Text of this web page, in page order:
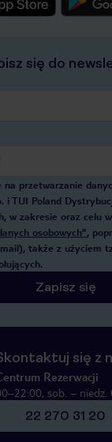
się do
na przetwarzanie
i TUI Poland
w zakresie oraz celu
osobowych”,
także z użyciem
Zapisz się
się z
Rezerwacji
sob. – niedz.
22 270 31 20